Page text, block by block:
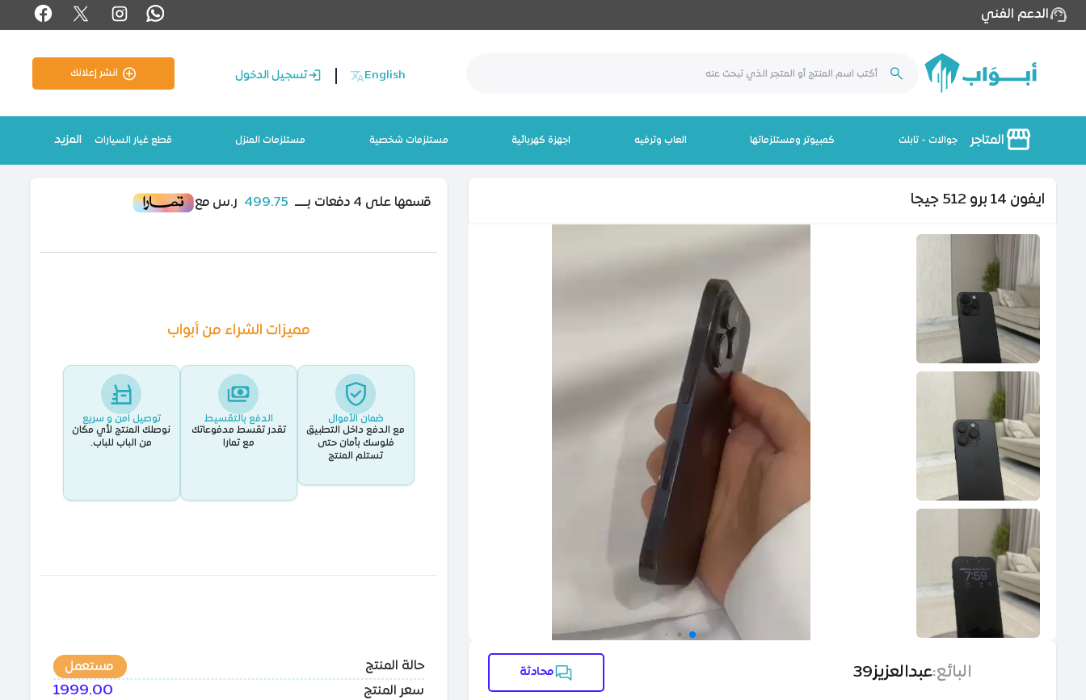
الدعم الفني
English تسجيل الدخول انشر إعلانك
المتاجر جوالات - تابلت كمبيوتر ومستلزماتها العاب وترفيه اجهزة كهربائية مستلزمات شخصية مستلزمات المنزل قطع غيار السيارات المزيد
ايفون 14 برو 512 جيجا
البائع:عبدالعزيز39 محادثة
قسمها على 4 دفعات بـــــ 499.75 ر.س مع
مميزات الشراء من أبواب
ضمان الأموال
مع الدفع داخل التطبيق
فلوسك بأمان حتى
تستلم المنتج
الدفع بالتقسيط
تقدر تقسط مدفوعاتك
مع تمارا
توصيل اَمن و سريع
نوصلك المنتج لأي مكان
من الباب للباب.
حالة المنتج
مستعمل
سعر المنتج
1999.00